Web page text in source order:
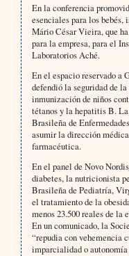
En la conferencia
esenciales para los
Mário César Vieira, que
para la empresa, para el
Laboratorios Aché.
En el espacio reservado a
defendió la seguridad de
inmunización de niños
tétanos y la hepatitis B.
Brasileña de
asumir la dirección
farmacéutica.
En el panel de Novo
diabetes, la nutricionista
Brasileña de Pediatría,
el tratamiento de la
menos 23.500 reales de la
En un comunicado, la
“repudia con vehemencia
imparcialidad o autonomía